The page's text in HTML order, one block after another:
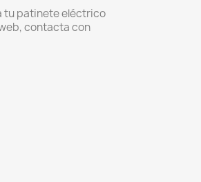
tu patinete eléctrico
contacta con